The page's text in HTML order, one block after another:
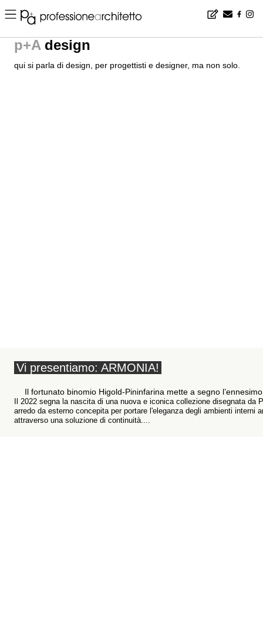
Higold Milano torna al Salone della Nautica di
Dal 12 al 20 febbraio Higold sarà presente al più grande
del centro e del sud dell’Italia. Un’esposizione di oltre 400 imbarcazioni,
Vi presentiamo: ARMONIA!
Il fortunato binomio Higold-Pininfarina mette a segno
Il 2022 segna la nascita di una nuova e iconica collezione disegnata
arredo da esterno concepita per portare l'eleganza degli ambienti interni
attraverso una soluzione di continuità....